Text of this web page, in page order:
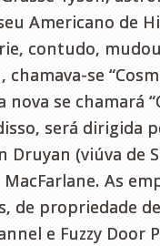
Americano de
contudo,
chamava-se
se chamará
será dirigida
Druyan (viúva de
MacFarlane. As
de propriedade
e Fuzzy